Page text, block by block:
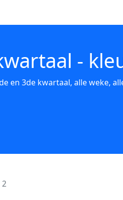
-
en 3de kwartaal, alle weke,